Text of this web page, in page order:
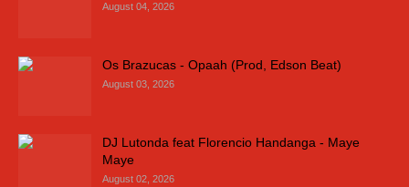
August 04, 2026
Os Brazucas - Opaah (Prod, Edson Beat)
August 03, 2026
DJ Lutonda feat Florencio Handanga - Maye
Maye
August 02, 2026